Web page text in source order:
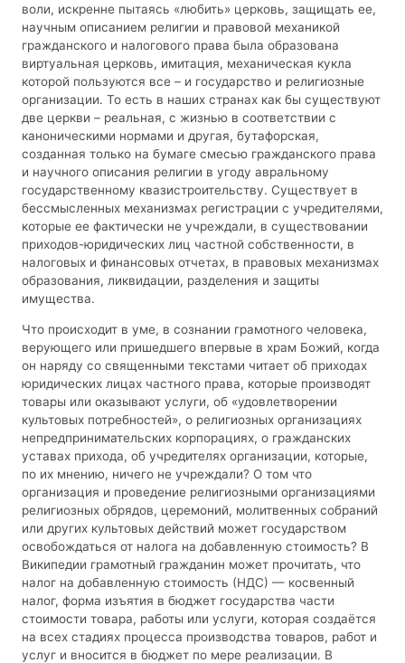
воли, искренне пытаясь «любить» церковь, защищать ее,
научным описанием религии и правовой механикой
гражданского и налогового права была образована
виртуальная церковь, имитация, механическая кукла
которой пользуются все – и государство и религиозные
организации. То есть в наших странах как бы существуют
две церкви – реальная, с жизнью в соответствии с
каноническими нормами и другая, бутафорская,
созданная только на бумаге смесью гражданского права
и научного описания религии в угоду авральному
государственному квазистроительству. Существует в
бессмысленных механизмах регистрации с учредителями,
которые ее фактически не учреждали, в существовании
приходов-юридических лиц частной собственности, в
налоговых и финансовых отчетах, в правовых механизмах
образования, ликвидации, разделения и защиты
имущества.
Что происходит в уме, в сознании грамотного человека,
верующего или пришедшего впервые в храм Божий, когда
он наряду со священными текстами читает об приходах
юридических лицах частного права, которые производят
товары или оказывают услуги, об «удовлетворении
культовых потребностей», о религиозных организациях
непредпринимательских корпорациях, о гражданских
уставах прихода, об учредителях организации, которые,
по их мнению, ничего не учреждали? О том что
организация и проведение религиозными организациями
религиозных обрядов, церемоний, молитвенных собраний
или других культовых действий может государством
освобождаться от налога на добавленную стоимость? В
Википедии грамотный гражданин может прочитать, что
налог на добавленную стоимость (НДС) — косвенный
налог, форма изъятия в бюджет государства части
стоимости товара, работы или услуги, которая создаётся
на всех стадиях процесса производства товаров, работ и
услуг и вносится в бюджет по мере реализации. В